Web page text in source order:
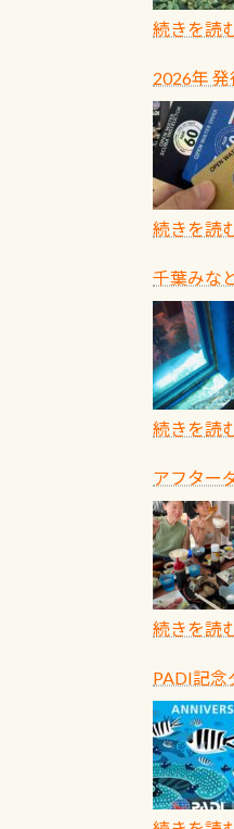
続きを読
2026年
続きを読
千葉みな
続きを読
アフター
続きを読
PADI記念